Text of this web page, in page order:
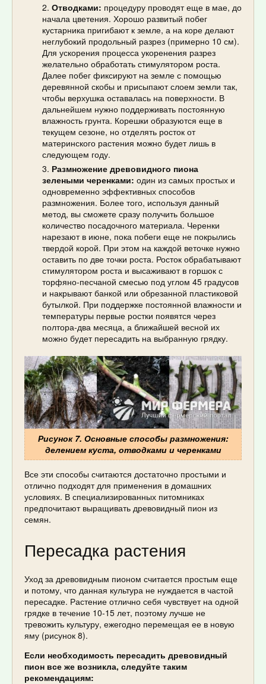
Отводками: процедуру проводят еще в мае, до
начала цветения. Хорошо развитый побег
кустарника пригибают к земле, а на коре делают
неглубокий продольный разрез (примерно 10 см).
Для ускорения процесса укоренения разрез
желательно обработать стимулятором роста.
Далее побег фиксируют на земле с помощью
деревянной скобы и присыпают слоем земли так,
чтобы верхушка оставалась на поверхности. В
дальнейшем нужно поддерживать постоянную
влажность грунта. Корешки образуются еще в
текущем сезоне, но отделять росток от
материнского растения можно будет лишь в
следующем году.
Размножение древовидного пиона
зелеными черенками: один из самых простых и
одновременно эффективных способов
размножения. Более того, используя данный
метод, вы сможете сразу получить большое
количество посадочного материала. Черенки
нарезают в июне, пока побеги еще не покрылись
твердой корой. При этом на каждой веточке нужно
оставить по две точки роста. Росток обрабатывают
стимулятором роста и высаживают в горшок с
торфяно-песчаной смесью под углом 45 градусов
и накрывают банкой или обрезанной пластиковой
бутылкой. При поддержке постоянной влажности и
температуры первые ростки появятся через
полтора-два месяца, а ближайшей весной их
можно будет пересадить на выбранную грядку.
Рисунок 7. Основные способы размножения:
делением куста, отводками и черенками
Все эти способы считаются достаточно простыми и
отлично подходят для применения в домашних
условиях. В специализированных питомниках
предпочитают выращивать древовидный пион из
семян.
Пересадка растения
Уход за древовидным пионом считается простым еще
и потому, что данная культура не нуждается в частой
пересадке. Растение отлично себя чувствует на одной
грядке в течение 10-15 лет, поэтому лучше не
тревожить культуру, ежегодно перемещая ее в новую
яму (рисунок 8).
Если необходимость пересадить древовидный
пион все же возникла, следуйте таким
рекомендациям: